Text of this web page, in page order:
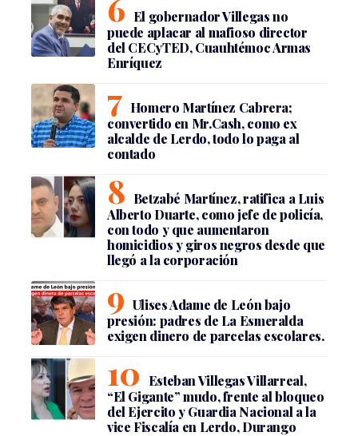
El gobernador Villegas no
puede aplacar al mafioso director
del CECyTED, Cuauhtémoc Armas
Enríquez
Homero Martínez Cabrera;
convertido en Mr.Cash, como ex
alcalde de Lerdo, todo lo paga al
contado
Betzabé Martínez, ratifica a Luis
Alberto Duarte, como jefe de policía,
con todo y que aumentaron
homicidios y giros negros desde que
llegó a la corporación
Ulises Adame de León bajo
presión: padres de La Esmeralda
exigen dinero de parcelas escolares.
Esteban Villegas Villarreal,
“El Gigante” mudo, frente al bloqueo
del Ejercito y Guardia Nacional a la
vice Fiscalía en Lerdo, Durango